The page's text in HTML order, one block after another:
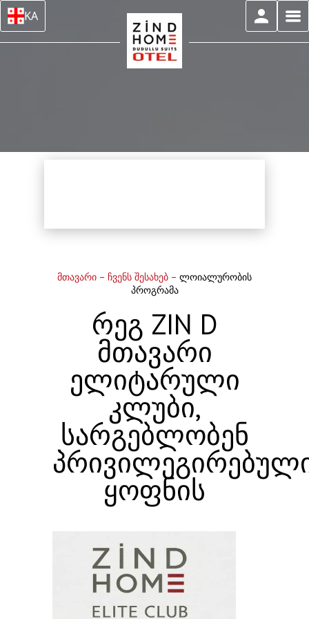
KA
მთავარი – ჩვენს შესახებ – ლოიალურობის
პროგრამა
რეგ ZIN D
მთავარი
ელიტარული
კლუბი,
სარგებლობენ
ყოფნის